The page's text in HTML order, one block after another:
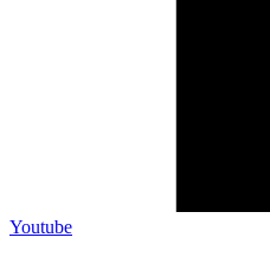
Youtube